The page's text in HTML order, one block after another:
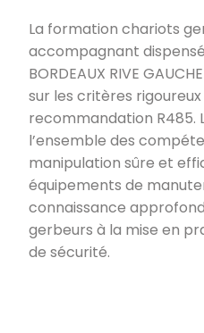
La formation chariots
accompagnant
BORDEAUX RIVE
sur les critères
recommandation R485.
l’ensemble des
manipulation sûre et
équipements de
connaissance
gerbeurs à la mise en
de sécurité.